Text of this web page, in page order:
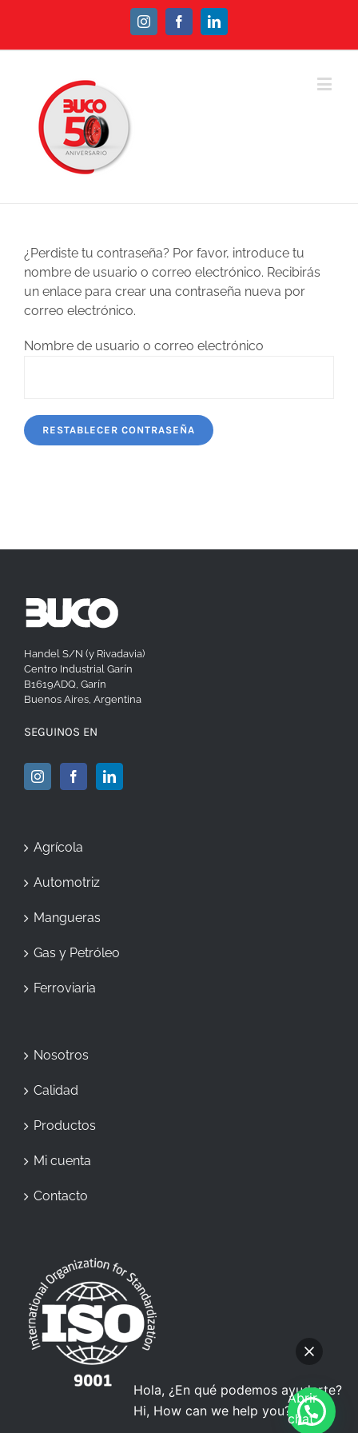
InstagramFacebookLinkedin
¿Perdiste tu contraseña? Por favor, introduce tu
nombre de usuario o correo electrónico. Recibirás
un enlace para crear una contraseña nueva por
correo electrónico.
Nombre de usuario o correo electrónico
Handel S/N (y Rivadavia)
Centro Industrial Garín
B1619ADQ, Garín
Buenos Aires, Argentina
SEGUINOS EN
Agrícola
Automotriz
Mangueras
Gas y Petróleo
Ferroviaria
Nosotros
Calidad
Productos
Mi cuenta
Contacto
Abrir
chat
Hola, ¿En qué podemos ayudarte?
Hi, How can we help you?